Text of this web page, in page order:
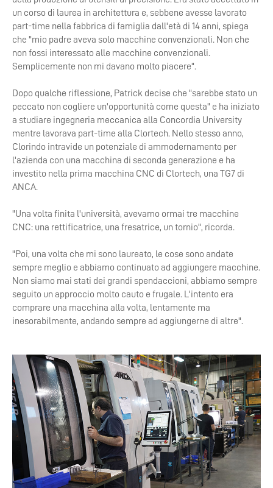
un corso di laurea in architettura e, sebbene avesse lavorato
part-time nella fabbrica di famiglia dall'età di 14 anni, spiega
che "mio padre aveva solo macchine convenzionali. Non che
non fossi interessato alle macchine convenzionali.
Semplicemente non mi davano molto piacere".
Dopo qualche riflessione, Patrick decise che "sarebbe stato un
peccato non cogliere un'opportunità come questa" e ha iniziato
a studiare ingegneria meccanica alla Concordia University
mentre lavorava part-time alla Clortech. Nello stesso anno,
Clorindo intravide un potenziale di ammodernamento per
l'azienda con una macchina di seconda generazione e ha
investito nella prima macchina CNC di Clortech, una TG7 di
ANCA.
"Una volta finita l'università, avevamo ormai tre macchine
CNC: una rettificatrice, una fresatrice, un tornio", ricorda.
"Poi, una volta che mi sono laureato, le cose sono andate
sempre meglio e abbiamo continuato ad aggiungere macchine.
Non siamo mai stati dei grandi spendaccioni, abbiamo sempre
seguito un approccio molto cauto e frugale. L'intento era
comprare una macchina alla volta, lentamente ma
inesorabilmente, andando sempre ad aggiungerne di altre".